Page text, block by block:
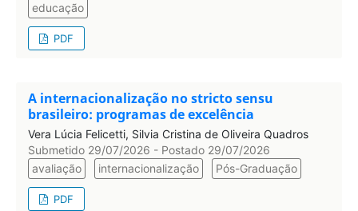
educação
PDF
A internacionalização no stricto sensu
brasileiro: programas de excelência
Vera Lúcia Felicetti, Silvia Cristina de Oliveira Quadros
Submetido 29/07/2026 - Postado 29/07/2026
avaliação
internacionalização Pós-Graduação
PDF